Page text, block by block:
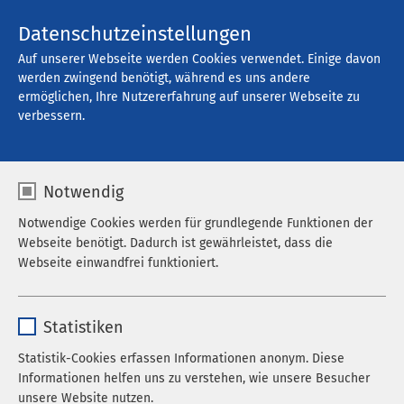
Offene Stellen
Filter
762 Stellenangebote gefunden
Datenschutzeinstellungen
Auf unserer Webseite werden Cookies verwendet. Einige davon
werden zwingend benötigt, während es uns andere
ermöglichen, Ihre Nutzererfahrung auf unserer Webseite zu
verbessern.
Notwendig
Notwendige Cookies werden für grundlegende Funktionen der
Webseite benötigt. Dadurch ist gewährleistet, dass die
Webseite einwandfrei funktioniert.
Laufzeit 278 Tage
Statistiken
Statistik-Cookies erfassen Informationen anonym. Diese
Informationen helfen uns zu verstehen, wie unsere Besucher
unsere Website nutzen.